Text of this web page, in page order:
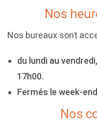
Nos
Nos bureaux sont
du lundi au
17h00.
Fermés le week-
Nos